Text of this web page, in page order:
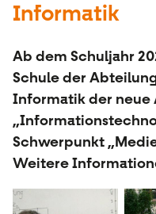
Informatik
Ab dem Schuljahr
Schule der
Informatik der neue
Schwerpunkt
Weitere